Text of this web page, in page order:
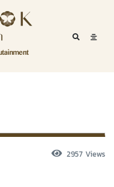
Mobile
2957 Views